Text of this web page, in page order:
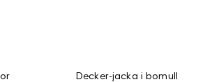
Decker-jacka i bomull